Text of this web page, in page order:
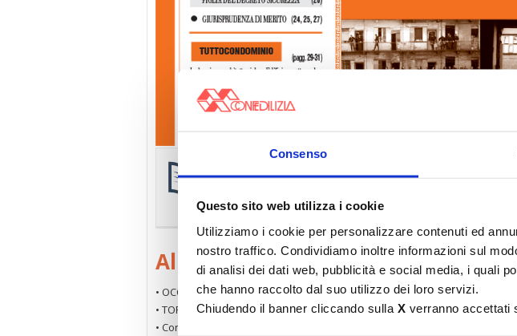
Consenso
Questo sito web utilizza i cookie
Utilizziamo i cookie per personalizzare contenuti ed
nostro traffico. Condividiamo inoltre informazioni sul
di analisi dei dati web, pubblicità e social media, i quali
che hanno raccolto dal suo utilizzo dei loro servizi.
Chiudendo il banner cliccando sulla X verranno accettati
riservata agli associati.Sfoglia questo numero
All’interno
• OCCUPAZIONI, SGOMBERI E DIRITTI
• TORNA A GENNAIO IL FESTIVAL DELLA CULTURA DELLA LIBERTÀ
• Confedilizia a Matteo “Anche le tue case pagano la crisi”